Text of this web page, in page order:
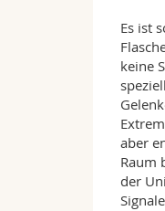
Es ist
keine
aber
Raum
der